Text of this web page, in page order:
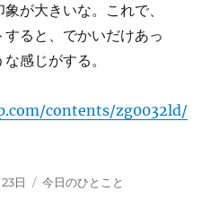
が大きいな。これで、
ると、でかいだけあっ
感じがする。
contents/zg0032ld/
日
カ
今日のひとこと